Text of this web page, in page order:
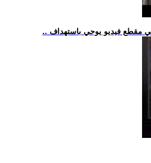
في مقطع فيديو يوحي باستهداف